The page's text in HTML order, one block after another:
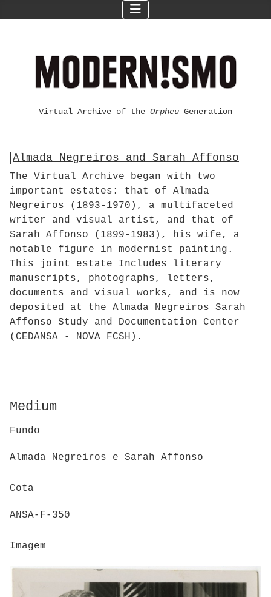
Virtual Archive of the Orpheu Generation
Almada Negreiros and Sarah Affonso
The Virtual Archive began with two
important estates: that of Almada
Negreiros (1893-1970), a multifaceted
writer and visual artist, and that of
Sarah Affonso (1899-1983), his wife, a
notable figure in modernist painting.
This joint estate Includes literary
manuscripts, photographs, letters,
documents and visual works, and is now
deposited at the Almada Negreiros Sarah
Affonso Study and Documentation Center
(CEDANSA - NOVA FCSH).
Medium
Fundo
Almada Negreiros e Sarah Affonso
Cota
ANSA-F-350
Imagem